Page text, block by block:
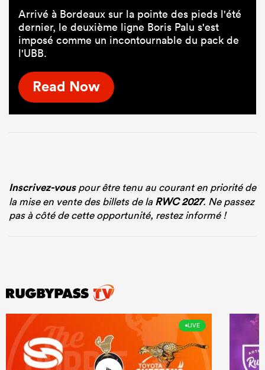
Arrivé à Bordeaux sur la pointe des pieds l'été
dernier, le deuxième ligne Boris Palu s'est
imposé comme un incontournable du pack de
l'UBB.
Read Now
Inscrivez-vouspour être tenu au courant en priorité de
la mise en vente des billets de laRWC 2027. Ne passez
pas à côté de cette opportunité, restez informé !
LIVE